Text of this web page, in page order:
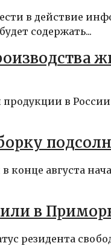
в действие
содержать...
продукции в
конце августа
в
резидента